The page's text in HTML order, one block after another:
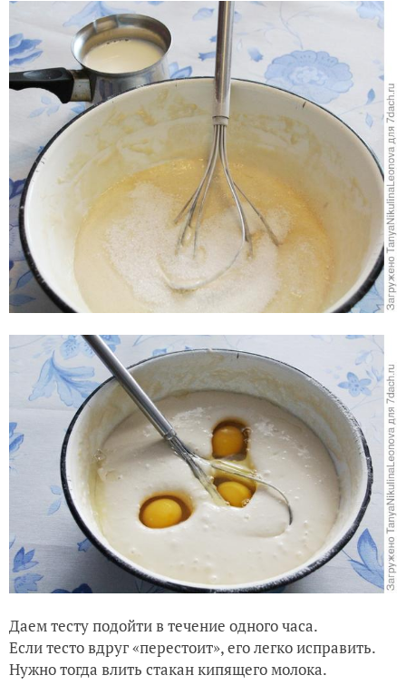
Даем тесту подойти в течение одного часа.
Если тесто вдруг «перестоит», его легко исправить.
Нужно тогда влить стакан кипящего молока.